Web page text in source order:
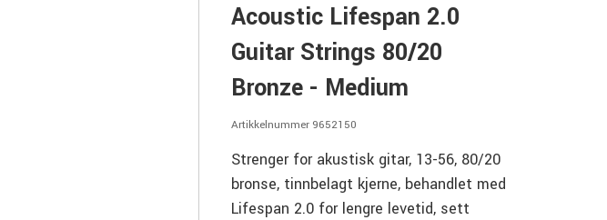
Acoustic Lifespan 2.0
Guitar Strings 80/20
Bronze - Medium
Artikkelnummer 9652150
Strenger for akustisk gitar, 13-56, 80/20
bronse, tinnbelagt kjerne, behandlet med
Lifespan 2.0 for lengre levetid, sett